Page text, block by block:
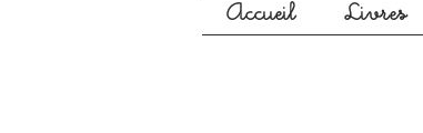
Accueil Livres